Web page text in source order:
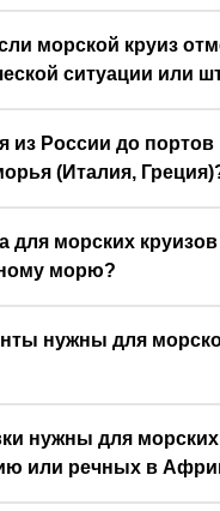
морской круиз
ситуации или
из России до портов
(Италия,
для морских круизов
морю?
нужны для
нужны для морских
или речных в